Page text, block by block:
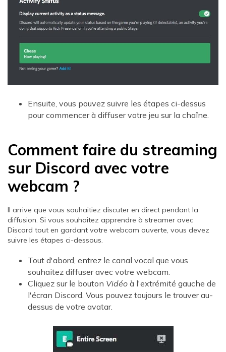
Ensuite, vous pouvez suivre les étapes ci-dessus
pour commencer à diffuser votre jeu sur la chaîne.
Comment faire du streaming
sur Discord avec votre
webcam ?
Il arrive que vous souhaitiez discuter en direct pendant la
diffusion. Si vous souhaitez apprendre à streamer avec
Discord tout en gardant votre webcam ouverte, vous devez
suivre les étapes ci-dessous.
Tout d'abord, entrez le canal vocal que vous
souhaitez diffuser avec votre webcam.
Cliquez sur le bouton Vidéo à l'extrémité gauche de
l'écran Discord. Vous pouvez toujours le trouver au-
dessus de votre avatar.